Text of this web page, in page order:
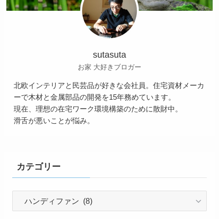
sutasuta
お家 大好きブロガー
北欧インテリアと民芸品が好きな会社員。住宅資材メーカ
ーで木材と金属部品の開発を15年務めています。
現在、理想の在宅ワーク環境構築のために散財中。
滑舌が悪いことが悩み。
カテゴリー